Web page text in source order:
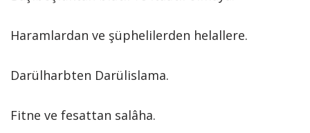
Haramlardan ve şüphelilerden helallere.
Darülharbten Darülislama.
Fitne ve fesattan salâha.